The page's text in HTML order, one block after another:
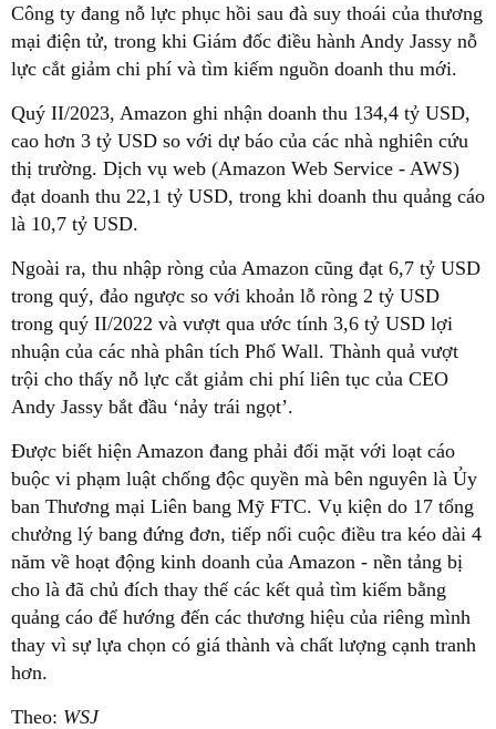
Công ty đang nỗ lực phục hồi sau đà suy thoái của thương
mại điện tử, trong khi Giám đốc điều hành Andy Jassy nỗ
lực cắt giảm chi phí và tìm kiếm nguồn doanh thu mới.
Quý II/2023, Amazon ghi nhận doanh thu 134,4 tỷ USD,
cao hơn 3 tỷ USD so với dự báo của các nhà nghiên cứu
thị trường. Dịch vụ web (Amazon Web Service - AWS)
đạt doanh thu 22,1 tỷ USD, trong khi doanh thu quảng cáo
là 10,7 tỷ USD.
Ngoài ra, thu nhập ròng của Amazon cũng đạt 6,7 tỷ USD
trong quý, đảo ngược so với khoản lỗ ròng 2 tỷ USD
trong quý II/2022 và vượt qua ước tính 3,6 tỷ USD lợi
nhuận của các nhà phân tích Phố Wall. Thành quả vượt
trội cho thấy nỗ lực cắt giảm chi phí liên tục của CEO
Andy Jassy bắt đầu ‘nảy trái ngọt’.
Được biết hiện Amazon đang phải đối mặt với loạt cáo
buộc vi phạm luật chống độc quyền mà bên nguyên là Ủy
ban Thương mại Liên bang Mỹ FTC. Vụ kiện do 17 tổng
chưởng lý bang đứng đơn, tiếp nối cuộc điều tra kéo dài 4
năm về hoạt động kinh doanh của Amazon - nền tảng bị
cho là đã chủ đích thay thế các kết quả tìm kiếm bằng
quảng cáo để hướng đến các thương hiệu của riêng mình
thay vì sự lựa chọn có giá thành và chất lượng cạnh tranh
hơn.
Theo: WSJ